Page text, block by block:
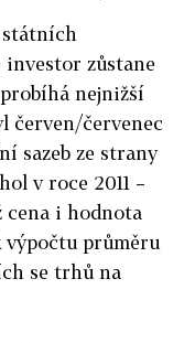
státních
zůstane
nejnižší
červen/červenec
sazeb ze strany
v roce 2011 –
cena i hodnota
průměru
se trhů na